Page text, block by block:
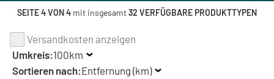
SEITE 4 VON 4mit insgesamt32 VERFÜGBARE PRODUKTTYPEN
Versandkosten anzeigen
Umkreis:100km
Sortieren nach:Entfernung (km)